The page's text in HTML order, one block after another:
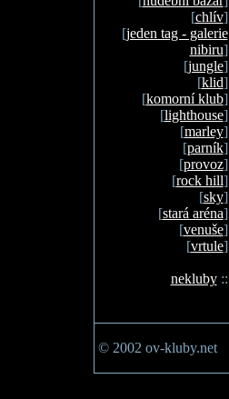
[chlív]
[jeden tag - galerie
nibiru]
[jungle]
[klid]
[komorní klub]
[lighthouse]
[marley]
[parník]
[provoz]
[rock hill]
[sky]
[stará aréna]
[venuše]
[vrtule]
nekluby::
© 2002 ov-kluby.net